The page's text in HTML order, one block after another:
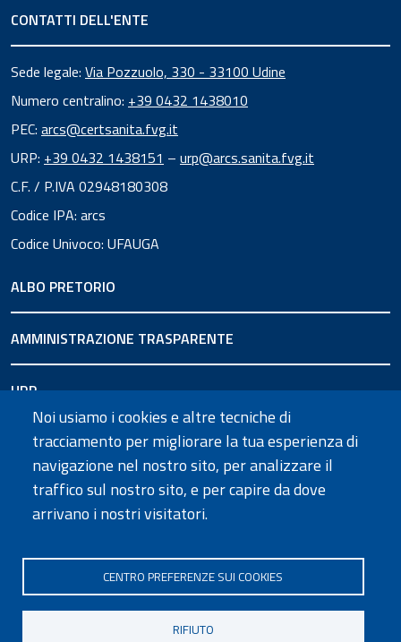
CONTATTI DELL'ENTE
Sede legale: Via Pozzuolo, 330 - 33100 Udine
Numero centralino: +39 0432 1438010
PEC: arcs@certsanita.fvg.it
URP: +39 0432 1438151 – urp@arcs.sanita.fvg.it
C.F. / P.IVA 02948180308
Codice IPA: arcs
Codice Univoco: UFAUGA
ALBO PRETORIO
AMMINISTRAZIONE TRASPARENTE
URP
SEGUICI SU
Informativa privacy
Dichiarazione di accessibilità
Cookie policy
Mappa del sito
Social media policy
Contatti
Noi usiamo i cookies e altre tecniche di
tracciamento per migliorare la tua esperienza di
navigazione nel nostro sito, per analizzare il
traffico sul nostro sito, e per capire da dove
arrivano i nostri visitatori.
CENTRO PREFERENZE SUI COOKIES
RIFIUTO